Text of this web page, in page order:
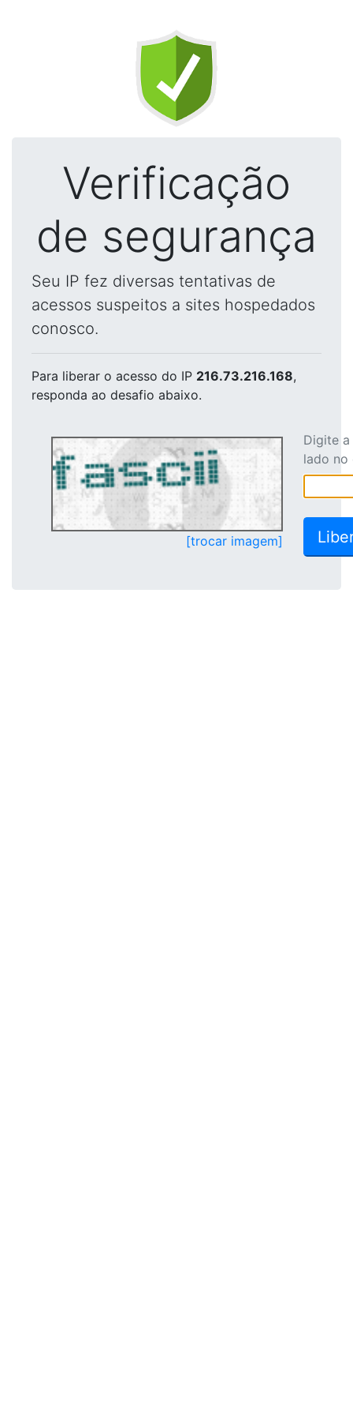
Verificação
de segurança
Seu IP fez diversas tentativas de
acessos suspeitos a sites hospedados
conosco.
Para liberar o acesso do IP 216.73.216.168,
responda ao desafio abaixo.
[trocar imagem]
Digite
lado no